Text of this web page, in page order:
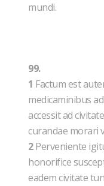
mundi.
99.
1 Factum est
medicaminibus
accessit ad
curandae morari
2Perveniente
honorifice
eadem civitate